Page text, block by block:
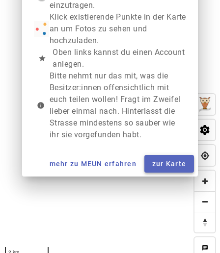
chat
einzutragen.
Klick existierende Punkte in der Karte
an um Fotos zu sehen und
hochzuladen.
star
Oben links kannst du einen Account
anlegen.
info
Bitte nehmt nur das mit, was die
Besitzer:innen offensichtlich mit
euch teilen wollen! Fragt im Zweifel
lieber einmal nach. Hinterlasst die
Strasse mindestens so sauber wie
ihr sie vorgefunden habt.
mehr zu MEUN erfahren zur Karte